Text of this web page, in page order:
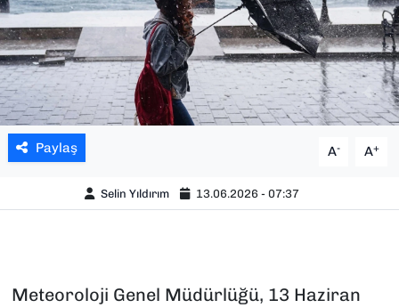
Paylaş A- A+
Selin Yıldırım 13.06.2026 - 07:37
Meteoroloji Genel Müdürlüğü, 13 Haziran
YEREL YÖNETİMLER